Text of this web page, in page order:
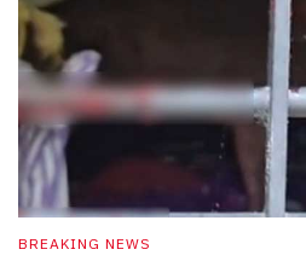
BREAKING NEWS